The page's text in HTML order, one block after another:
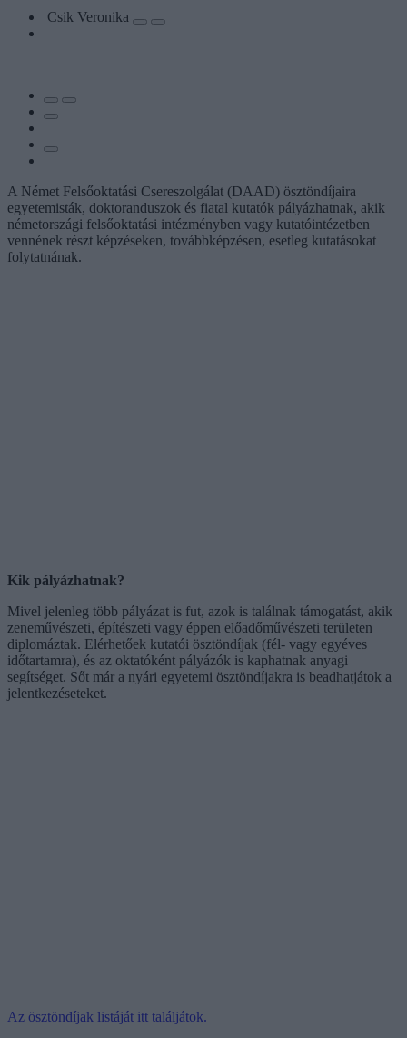
Csik Veronika
A Német Felsőoktatási Csereszolgálat (DAAD) ösztöndíjaira
egyetemisták, doktoranduszok és fiatal kutatók pályázhatnak, akik
németországi felsőoktatási intézményben vagy kutatóintézetben
vennének részt képzéseken, továbbképzésen, esetleg kutatásokat
folytatnának.
Kik pályázhatnak?
Mivel jelenleg több pályázat is fut, azok is találnak támogatást, akik
zeneművészeti, építészeti vagy éppen előadőművészeti területen
diplomáztak. Elérhetőek kutatói ösztöndíjak (fél- vagy egyéves
időtartamra), és az oktatóként pályázók is kaphatnak anyagi
segítséget. Sőt már a nyári egyetemi ösztöndíjakra is beadhatjátok a
jelentkezéseteket.
Az ösztöndíjak listáját itt találjátok.